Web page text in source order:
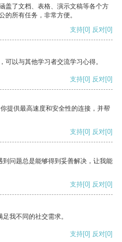
盖了文档、表格、演示文稿等各个方
的所有任务，非常方便。
支持[0] 反对[0]
可以与其他学习者交流学习心得。
支持[0] 反对[0]
提供最高速度和安全性的连接，并帮
支持[0] 反对[0]
问题总是能够得到妥善解决，让我能
支持[0] 反对[0]
我不同的社交需求。
支持[0] 反对[0]